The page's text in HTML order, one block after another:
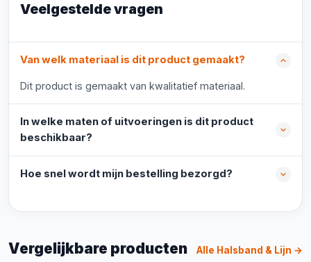
Veelgestelde vragen
Van welk materiaal is dit product gemaakt?
Dit product is gemaakt van kwalitatief materiaal.
In welke maten of uitvoeringen is dit product
beschikbaar?
Hoe snel wordt mijn bestelling bezorgd?
Vergelijkbare producten Alle Halsband & Lijn →